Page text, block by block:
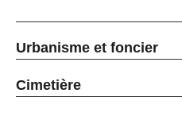
Urbanisme et foncier
Cimetière